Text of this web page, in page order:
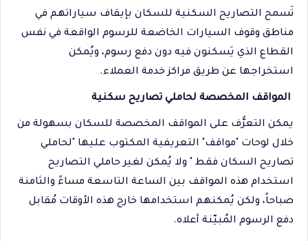
تَسمح التصاريح السكنية للسكان بإيقاف سياراتهم في
مناطق وقوف السيارات الخاضعة للرسوم الواقعة في نفس
القطاع الذي يَسكنون فيه دون دفع رسوم، ويُمكن
استخراجها عن طريق مراكز خدمة العملاء.
المواقف المخصصة لحاملي تصاريح سكنية
يمكن التعرُّف على المواقف المخصصة للسكان بسهولة من
خلال لوحات "مواقف" التعريفية المكتوب عليها "لحاملي
تصاريح السكان فقط " ولا يُمكن لغير حاملي التصاريح
استخدام هذه المواقف بين الساعة التاسعة مساءً والثامنة
صباحاً، ولكن يُمكنهم استخدامها خارج هذه الأوقات مُقابل
دفع الرسوم المُبيّنة أعلاه.